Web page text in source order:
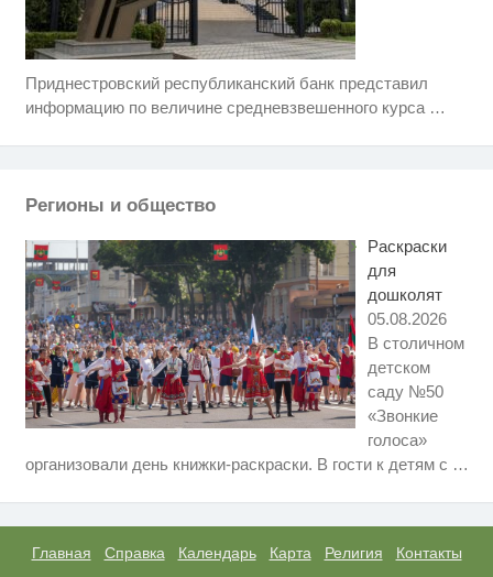
Приднестровский республиканский банк представил
информацию по величине средневзвешенного курса …
Регионы и общество
Раскраски
для
дошколят
05.08.2026
В столичном
детском
саду №50
«Звонкие
голоса»
организовали день книжки-раскраски. В гости к детям с …
Главная Справка Календарь Карта Религия Контакты
i
Скрытая камера на пляже
когда их не видят...
Ролик длится пару секунд, но
Королева вагона отожгла! Видео
пересмотришь не раз